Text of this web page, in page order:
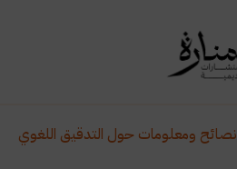
نصائح ومعلومات حول التدقيق اللغوي